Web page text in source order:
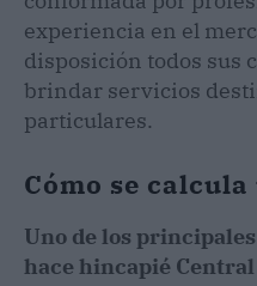
experiencia en el
disposición todos sus
brindar servicios
particulares.
Cómo se
Uno de los
hace hincapié